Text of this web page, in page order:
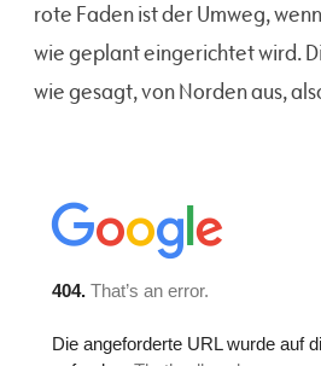
rote Faden ist der Umweg,
wie geplant eingerichtet wird.
wie gesagt, von Norden aus,